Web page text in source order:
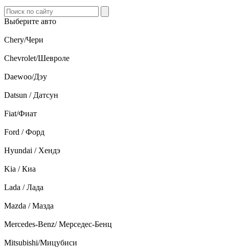
Выберите авто
Chery/Чери
Chevrolet/Шевроле
Daewoo/Дэу
Datsun / Датсун
Fiat/Фиат
Ford / Форд
Hyundai / Хендэ
Kia / Киа
Lada / Лада
Mazda / Мазда
Mercedes-Benz/ Мерседес-Бенц
Mitsubishi/Мицубиси